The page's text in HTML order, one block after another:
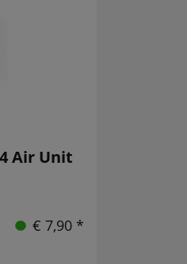
Air Unit
€ 7,90 *